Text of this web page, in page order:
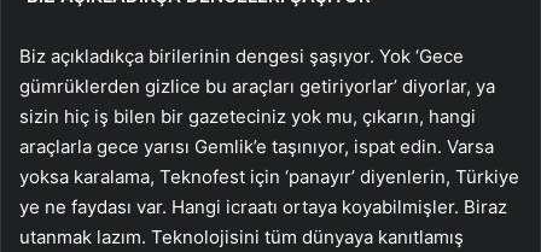
Biz açıkladıkça birilerinin dengesi şaşıyor. Yok ‘Gece
gümrüklerden gizlice bu araçları getiriyorlar’ diyorlar, ya
sizin hiç iş bilen bir gazeteciniz yok mu, çıkarın, hangi
araçlarla gece yarısı Gemlik’e taşınıyor, ispat edin. Varsa
yoksa karalama, Teknofest için ‘panayır’ diyenlerin, Türkiye
ye ne faydası var. Hangi icraatı ortaya koyabilmişler. Biraz
utanmak lazım. Teknolojisini tüm dünyaya kanıtlamış